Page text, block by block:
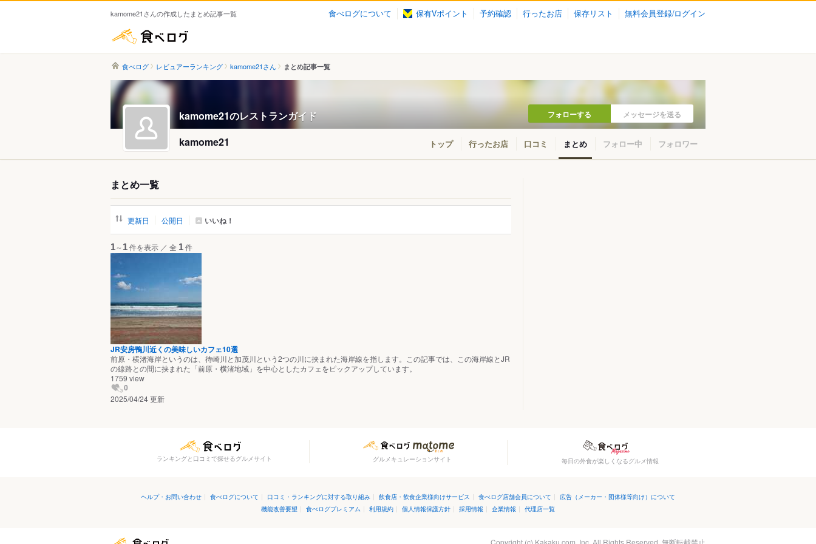
kamome21さんの作成したまとめ記事一覧 食べログについて 保有Vポイント 予約確認 行ったお店 保存リスト 無料会員登録/ログイン
食べログ レビュアーランキング kamome21さん まとめ記事一覧
kamome21のレストランガイド フォローする メッセージを送る
kamome21 トップ 行ったお店 口コミ まとめ フォロー中 フォロワー
まとめ一覧
更新日 公開日 いいね！
1～1件を表示 ／ 全 1件
JR安房鴨川近くの美味しいカフェ10選
前原・横渚海岸というのは、待崎川と加茂川という2つの川に挟まれた海岸線を指します。この記事では、この海岸線とJR
の線路との間に挟まれた「前原・横渚地域」を中心としたカフェをピックアップしています。
1759 view
0
2025/04/24 更新
ランキングと口コミで探せるグルメサイト グルメキュレーションサイト 毎日の外食が楽しくなるグルメ情報
ヘルプ・お問い合わせ | 食べログについて | 口コミ・ランキングに対する取り組み | 飲食店・飲食企業様向けサービス | 食べログ店舗会員について | 広告（メーカー・団体様等向け）について
機能改善要望 | 食べログプレミアム | 利用規約 | 個人情報保護方針 | 採用情報 | 企業情報 | 代理店一覧
Copyright (c) Kakaku.com, Inc. All Rights Reserved. 無断転載禁止